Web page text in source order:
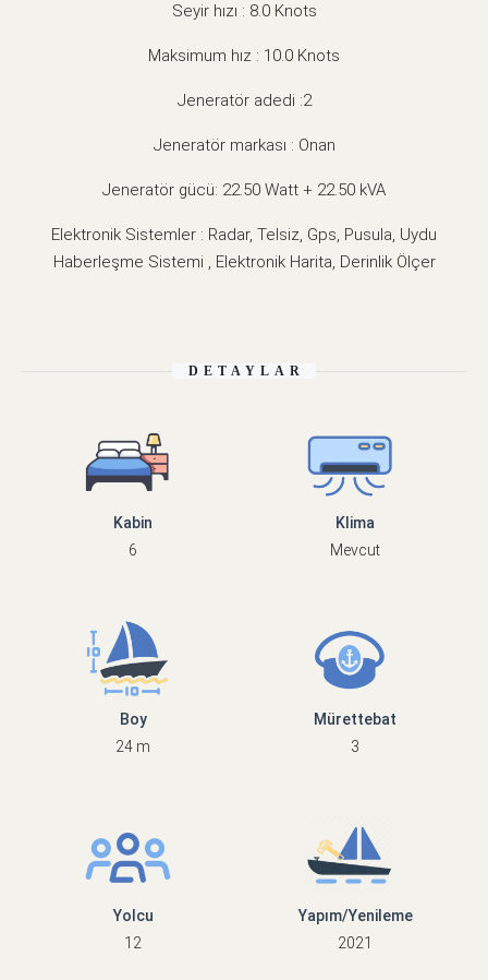
Seyir hızı : 8.0 Knots
Maksimum hız : 10.0 Knots
Jeneratör adedi :2
Jeneratör markası : Onan
Jeneratör gücü: 22.50 Watt + 22.50 kVA
Elektronik Sistemler : Radar, Telsiz, Gps, Pusula, Uydu
Haberleşme Sistemi , Elektronik Harita, Derinlik Ölçer
DETAYLAR
Kabin
6
Klima
Mevcut
Boy
24 m
Mürettebat
3
Yolcu
12
Yapım/Yenileme
2021